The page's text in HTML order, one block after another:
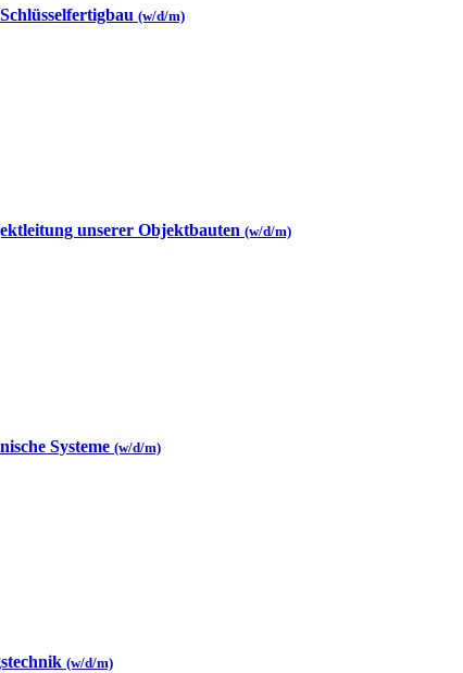
(w/d/m)
unserer Objektbauten (w/d/m)
Systeme (w/d/m)
(w/d/m)